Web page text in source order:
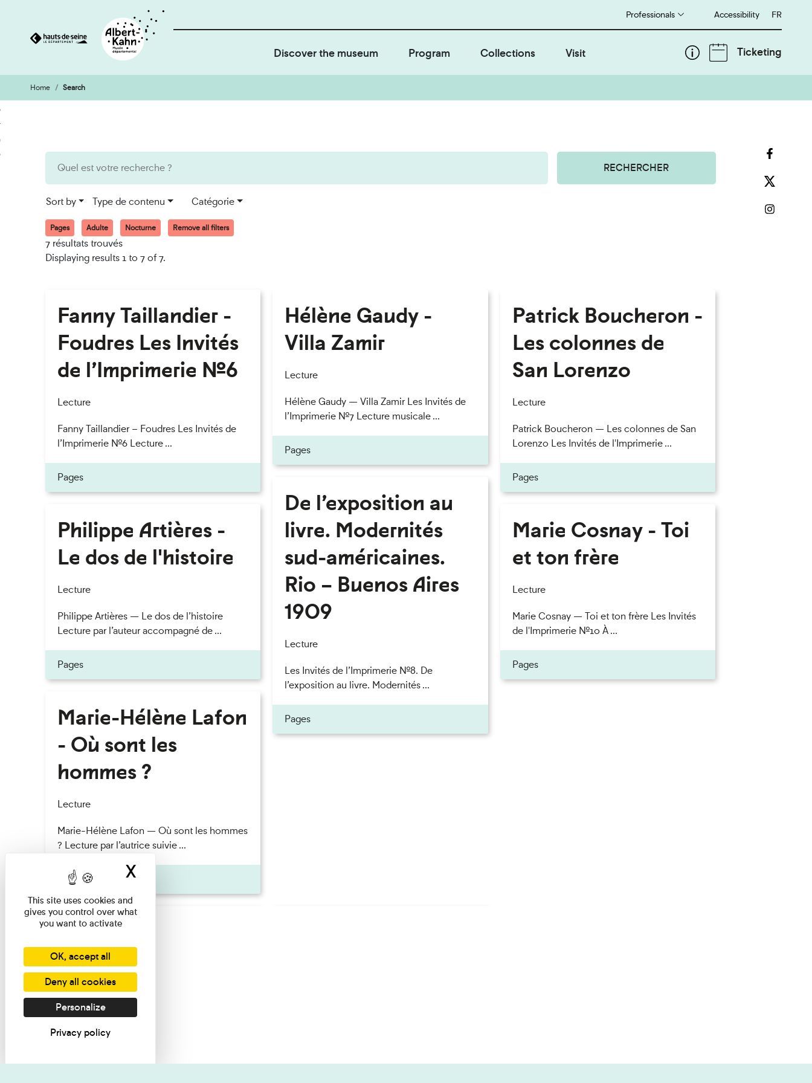
Go
to
content
Go
to
search
engine
Professionals Accessibility Français
FR
Discover the museum Program Collections Visit Ticketing
Home Search
RECHERCHER
Sort by Type de contenu Catégorie
Pages Adulte Nocturne Remove all filters
7 résultats trouvés
Displaying results 1 to 7 of 7.
Fanny Taillandier -
Foudres Les Invités
de l’Imprimerie n°6
Lecture
Fanny Taillandier – Foudres Les Invités de
l’Imprimerie n°6 Lecture ...
Pages
Philippe Artières -
Le dos de l'histoire
Lecture
Philippe Artières — Le dos de l’histoire
Lecture par l’auteur accompagné de ...
Pages
Marie-Hélène Lafon
- Où sont les
hommes ?
Lecture
Marie-Hélène Lafon — Où sont les hommes
? Lecture par l’autrice suivie ...
Pages
Hélène Gaudy -
Villa Zamir
Lecture
Hélène Gaudy — Villa Zamir Les Invités de
l’Imprimerie n°7 Lecture musicale ...
Pages
De l’exposition au
livre. Modernités
sud-américaines.
Rio – Buenos Aires
1909
Lecture
Les Invités de l’Imprimerie n°8. De
l’exposition au livre. Modernités ...
Pages
Patrick Boucheron -
Les colonnes de
San Lorenzo
Lecture
Patrick Boucheron — Les colonnes de San
Lorenzo Les Invités de l'Imprimerie ...
Pages
Marie Cosnay - Toi
et ton frère
Lecture
Marie Cosnay — Toi et ton frère Les Invités
de l'Imprimerie n°10 À ...
Pages
Cookies management panel
This site uses cookies and
gives you control over what
you want to activate
OK, accept all
Deny all cookies
Personalize
Privacy policy
X Hide cookie banner